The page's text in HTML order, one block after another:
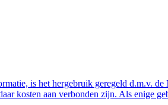
is het hergebruik geregeld d.m.v.
kosten aan verbonden zijn. Als enige